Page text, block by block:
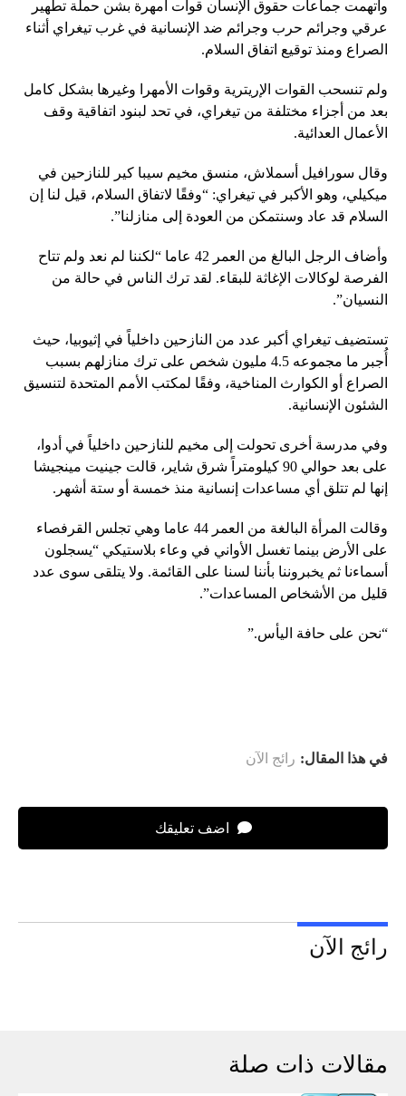
واتهمت جماعات حقوق الإنسان قوات أمهرة بشن حملة تطهير
عرقي وجرائم حرب وجرائم ضد الإنسانية في غرب تيغراي أثناء
الصراع ومنذ توقيع اتفاق السلام.
ولم تنسحب القوات الإريترية وقوات الأمهرا وغيرها بشكل كامل
بعد من أجزاء مختلفة من تيغراي، في تحد لبنود اتفاقية وقف
الأعمال العدائية.
وقال سورافيل أسملاش، منسق مخيم سيبا كير للنازحين في
ميكيلي، وهو الأكبر في تيغراي: “وفقًا لاتفاق السلام، قيل لنا إن
السلام قد عاد وسنتمكن من العودة إلى منازلنا”.
وأضاف الرجل البالغ من العمر 42 عاما “لكننا لم نعد ولم تتاح
الفرصة لوكالات الإغاثة للبقاء. لقد ترك الناس في حالة من
النسيان”.
تستضيف تيغراي أكبر عدد من النازحين داخلياً في إثيوبيا، حيث
أُجبر ما مجموعه 4.5 مليون شخص على ترك منازلهم بسبب
الصراع أو الكوارث المناخية، وفقًا لمكتب الأمم المتحدة لتنسيق
الشئون الإنسانية.
وفي مدرسة أخرى تحولت إلى مخيم للنازحين داخلياً في أدوا،
على بعد حوالي 90 كيلومتراً شرق شاير، قالت جينيت مينجيشا
إنها لم تتلق أي مساعدات إنسانية منذ خمسة أو ستة أشهر.
وقالت المرأة البالغة من العمر 44 عاما وهي تجلس القرفصاء
على الأرض بينما تغسل الأواني في وعاء بلاستيكي “يسجلون
أسماءنا ثم يخبروننا بأننا لسنا على القائمة. ولا يتلقى سوى عدد
قليل من الأشخاص المساعدات”.
“نحن على حافة اليأس.”
في هذا المقال: رائج الآن
اضف تعليقك
رائج الآن
مقالات ذات صلة